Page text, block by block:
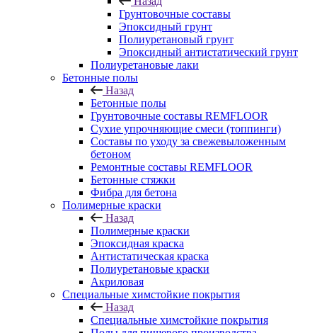
Грунтовочные составы
Эпоксидный грунт
Полиуретановый грунт
Эпоксидный антистатический грунт
Полиуретановые лаки
Бетонные полы
Назад
Бетонные полы
Грунтовочные составы REMFLOOR
Сухие упрочняющие смеси (топпинги)
Составы по уходу за свежевыложенным
бетоном
Ремонтные составы REMFLOOR
Бетонные стяжки
Фибра для бетона
Полимерные краски
Назад
Полимерные краски
Эпоксидная краска
Антистатическая краска
Полиуретановые краски
Акриловая
Специальные химстойкие покрытия
Назад
Специальные химстойкие покрытия